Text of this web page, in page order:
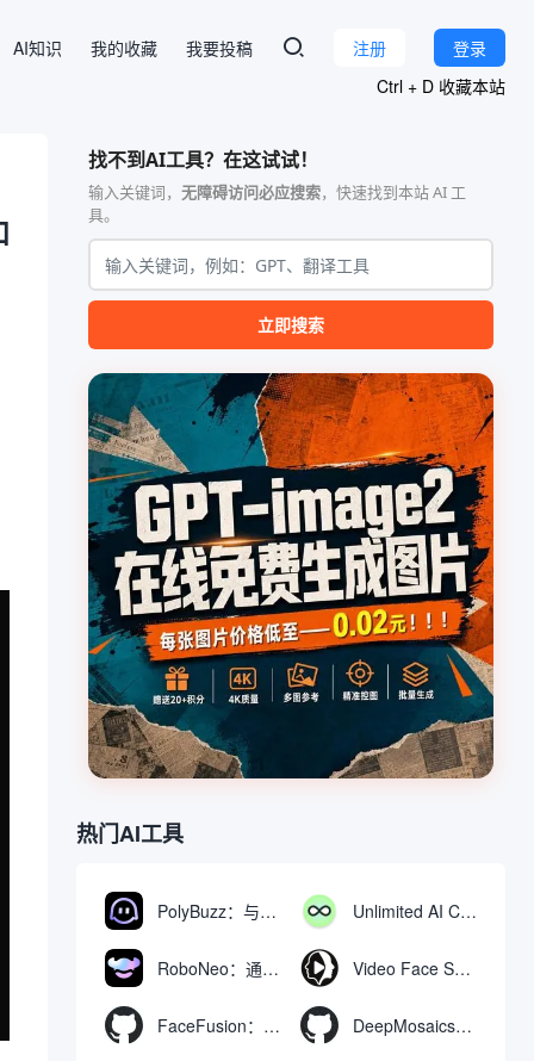
登录
注册
AI知识 我的收藏
我要投稿
Ctrl + D 收藏本站
找不到AI工具？在这试试！
输入关键词， 无障碍访问必应搜索，快速找到本站 AI 工
具。
立即搜索
热门AI工具
PolyBuzz：与AI角色互动的免费聊天与角色扮演平台 Unlimited AI Chat：免费无限制的AI聊天工具
RoboNeo：通过聊天生成和编辑视频与图像的AI工具 Video Face Swap
FaceFusion：视频换脸增强工具|语音同步视频嘴型动作 DeepMosaics：自动去除图像和视频中的马赛克，或向其添加马赛克